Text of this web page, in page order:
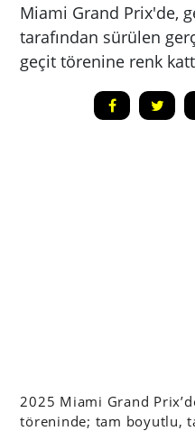
Miami Grand Prix'de,
tarafından sürülen
geçit törenine renk
2025 Miami Grand
töreninde; tam boyutlu,